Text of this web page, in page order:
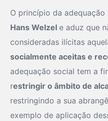
O princípio da
Hans Welzel e aduz que
consideradas ilícitas
socialmente aceitas e
adequação social tem a
restringir o âmbito de
restringindo a sua
exemplo de aplicação